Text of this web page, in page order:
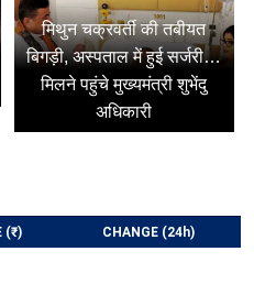
मिथुन चक्रवर्ती की तबीयत
बिगड़ी, अस्पताल में हुई सर्जरी…
मिलने पहुंचे मुख्यमंत्री शुभेंदु
अधिकारी